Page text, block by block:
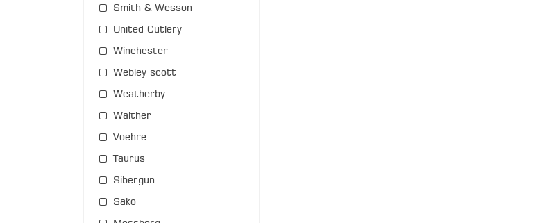
Smith & Wesson
United Cutlery
Winchester
Webley scott
Weatherby
Walther
Voehre
Taurus
Sibergun
Sako